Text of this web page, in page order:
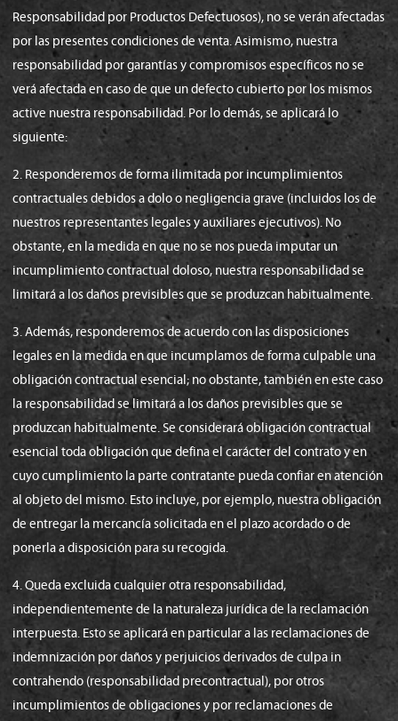
Responsabilidad por Productos Defectuosos), no se verán afectadas
por las presentes condiciones de venta. Asimismo, nuestra
responsabilidad por garantías y compromisos específicos no se
verá afectada en caso de que un defecto cubierto por los mismos
active nuestra responsabilidad. Por lo demás, se aplicará lo
siguiente:
2. Responderemos de forma ilimitada por incumplimientos
contractuales debidos a dolo o negligencia grave (incluidos los de
nuestros representantes legales y auxiliares ejecutivos). No
obstante, en la medida en que no se nos pueda imputar un
incumplimiento contractual doloso, nuestra responsabilidad se
limitará a los daños previsibles que se produzcan habitualmente.
3. Además, responderemos de acuerdo con las disposiciones
legales en la medida en que incumplamos de forma culpable una
obligación contractual esencial; no obstante, también en este caso
la responsabilidad se limitará a los daños previsibles que se
produzcan habitualmente. Se considerará obligación contractual
esencial toda obligación que defina el carácter del contrato y en
cuyo cumplimiento la parte contratante pueda confiar en atención
al objeto del mismo. Esto incluye, por ejemplo, nuestra obligación
de entregar la mercancía solicitada en el plazo acordado o de
ponerla a disposición para su recogida.
4. Queda excluida cualquier otra responsabilidad,
independientemente de la naturaleza jurídica de la reclamación
interpuesta. Esto se aplicará en particular a las reclamaciones de
indemnización por daños y perjuicios derivados de culpa in
contrahendo (responsabilidad precontractual), por otros
incumplimientos de obligaciones y por reclamaciones de